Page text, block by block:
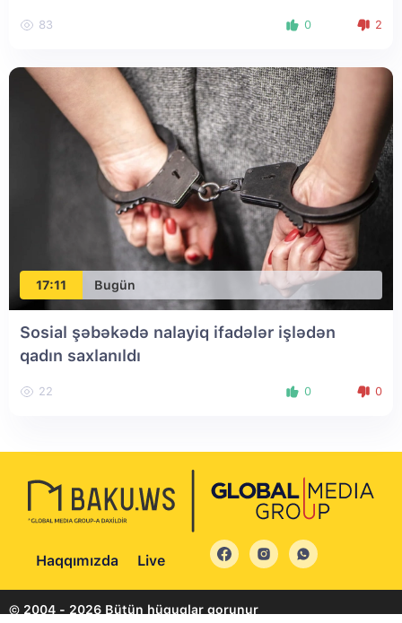
83 0 2
17:11 Bugün
Sosial şəbəkədə nalayiq ifadələr işlədən
qadın saxlanıldı
22 0 0
Haqqımızda Live
© 2004 - 2026 Bütün hüquqlar qorunur